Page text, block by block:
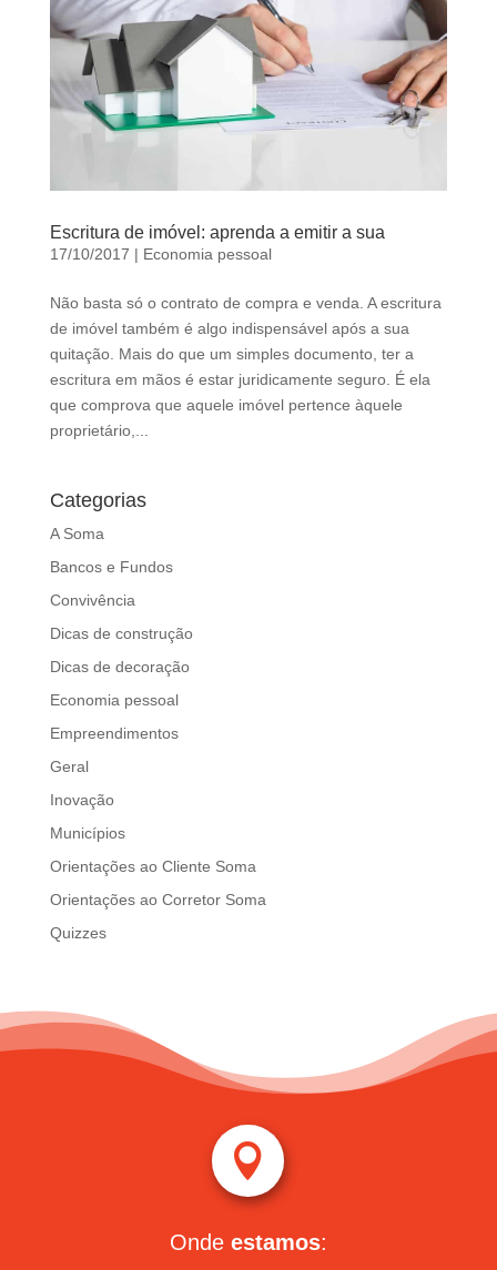
Escritura de imóvel: aprenda a emitir a sua
17/10/2017 | Economia pessoal
Não basta só o contrato de compra e venda. A escritura
de imóvel também é algo indispensável após a sua
quitação. Mais do que um simples documento, ter a
escritura em mãos é estar juridicamente seguro. É ela
que comprova que aquele imóvel pertence àquele
proprietário,...
Categorias
A Soma
Bancos e Fundos
Convivência
Dicas de construção
Dicas de decoração
Economia pessoal
Empreendimentos
Geral
Inovação
Municípios
Orientações ao Cliente Soma
Orientações ao Corretor Soma
Quizzes

Onde estamos: